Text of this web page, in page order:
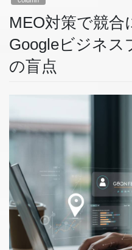
MEO対策で競合
Googleビジネス
の盲点